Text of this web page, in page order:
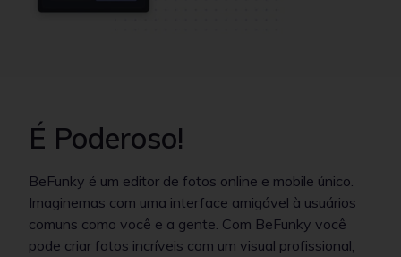
É Poderoso!
BeFunky é um editor de fotos online e mobile único.
Imaginemas com uma interface amigável à usuários
comuns como você e a gente. Com BeFunky você
pode criar fotos incríveis com um visual profissional,